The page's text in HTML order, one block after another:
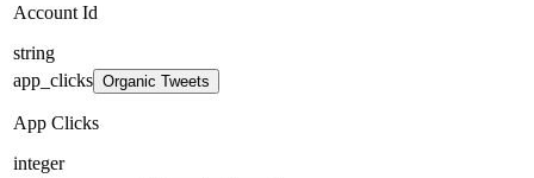
Account Id
string
app_clicks Organic Tweets
App Clicks
integer